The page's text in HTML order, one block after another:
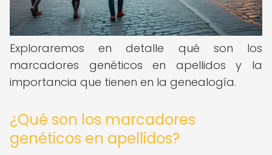
Exploraremos en detalle qué son los
marcadores genéticos en apellidos y la
importancia que tienen en la genealogía.
¿Qué son los marcadores
genéticos en apellidos?